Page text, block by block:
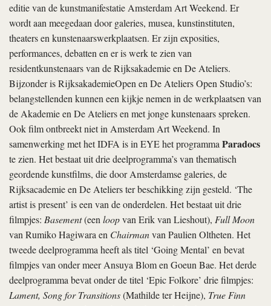
editie van de kunstmanifestatie Amsterdam Art Weekend. Er
wordt aan meegedaan door galeries, musea, kunstinstituten,
theaters en kunstenaarswerkplaatsen. Er zijn exposities,
performances, debatten en er is werk te zien van
residentkunstenaars van de Rijksakademie en De Ateliers.
Bijzonder is RijksakademieOpen en De Ateliers Open Studio’s:
belangstellenden kunnen een kijkje nemen in de werkplaatsen van
de Akademie en De Ateliers en met jonge kunstenaars spreken.
Ook film ontbreekt niet in Amsterdam Art Weekend. In
samenwerking met het IDFA is in EYE het programmaParadocs
te zien. Het bestaat uit drie deelprogramma’s van thematisch
geordende kunstfilms, die door Amsterdamse galeries, de
Rijksacademie en De Ateliers ter beschikking zijn gesteld. ‘The
artist is present’ is een van de onderdelen. Het bestaat uit drie
filmpjes: Basement(eenloopvan Erik van Lieshout), Full Moon
van Rumiko Hagiwara en Chairmanvan Paulien Oltheten. Het
tweede deelprogramma heeft als titel ‘Going Mental’ en bevat
filmpjes van onder meer Ansuya Blom en Goeun Bae. Het derde
deelprogramma bevat onder de titel ‘Epic Folkore’ drie filmpjes:
Lament, Song for Transitions(Mathilde ter Heijne), True Finn